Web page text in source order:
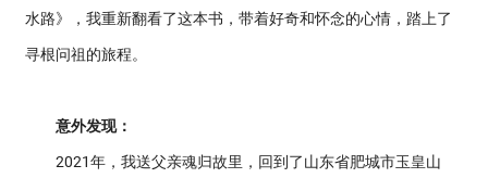
水路》，我重新翻看了这本书，带着好奇和怀念的心情，踏上了
寻根问祖的旅程。
意外发现：
2021年，我送父亲魂归故里，回到了山东省肥城市玉皇山